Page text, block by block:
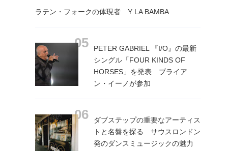
ラテン・フォークの体現者 Y LA BAMBA
PETER GABRIEL 『I/O』の最新
シングル「FOUR KINDS OF
HORSES」を発表 ブライア
ン・イーノが参加
ダブステップの重要なアーティス
トと名盤を探る サウスロンドン
発のダンスミュージックの魅力